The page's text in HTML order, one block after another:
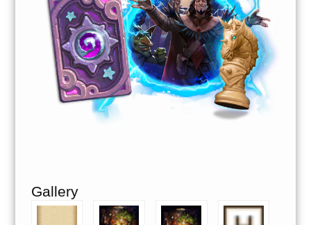
Gallery